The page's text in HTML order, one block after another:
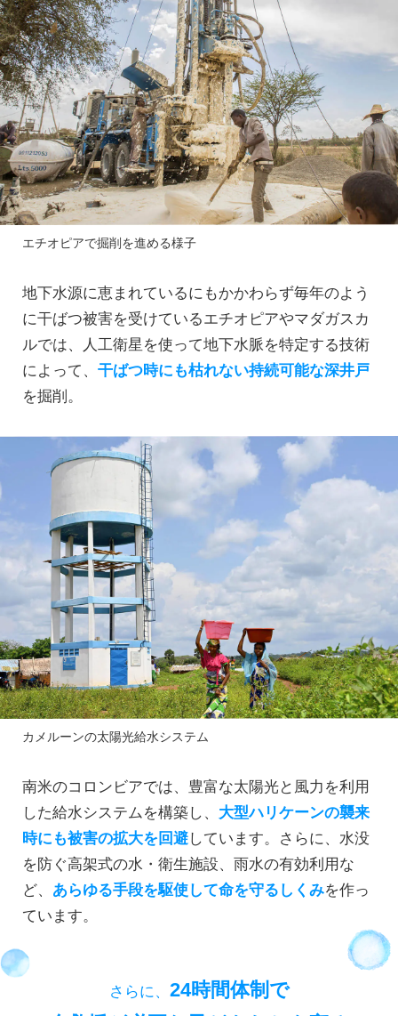
エチオピアで掘削を進める様子
地下水源に恵まれているにもかかわらず毎年のよう
に干ばつ被害を受けているエチオピアやマダガスカ
ルでは、人工衛星を使って地下水脈を特定する技術
によって、 干ばつ時にも枯れない持続可能な深井戸
を掘削。
カメルーンの太陽光給水システム
南米のコロンビアでは、豊富な太陽光と風力を利用
した給水システムを構築し、 大型ハリケーンの襲来
時にも被害の拡大を回避しています。さらに、水没
を防ぐ高架式の水・衛生施設、雨水の有効利用な
ど、 あらゆる手段を駆使して命を守るしくみを作っ
ています。
さらに、 24時間体制で